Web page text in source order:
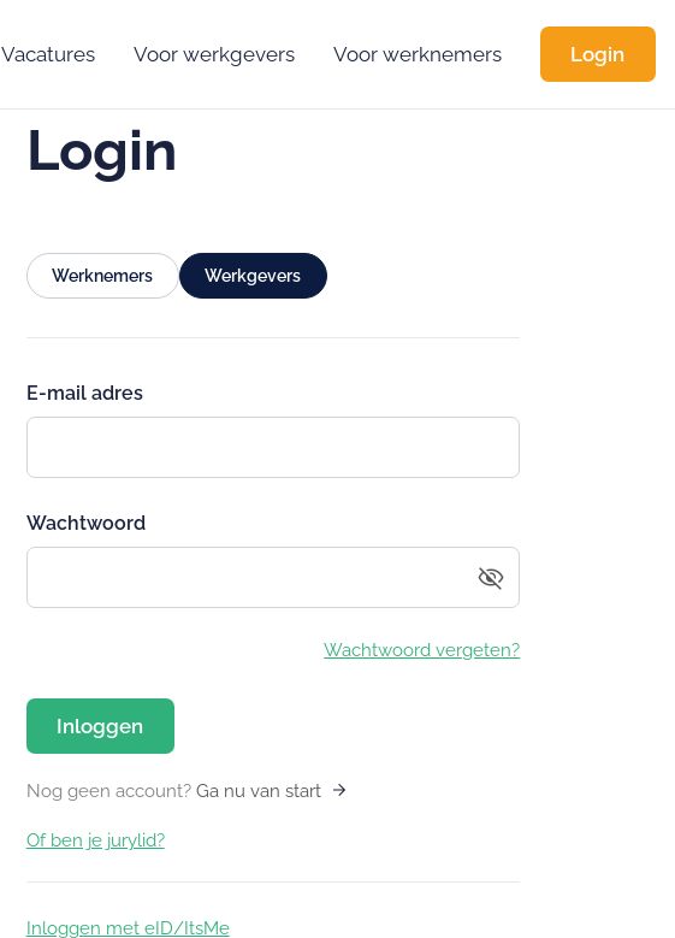
Vacatures Voor werkgevers Voor werknemers Login
Login
Werknemers Werkgevers
E-mail adres
Wachtwoord
visibility_off
Wachtwoord vergeten?
Inloggen
Nog geen account? Ga nu van start
Of ben je jurylid?
Inloggen met eID/ItsMe